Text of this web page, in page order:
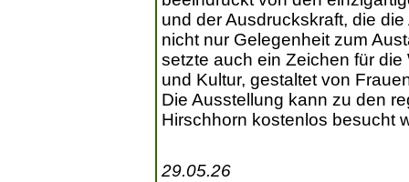
und der Ausdruckskraft, die
nicht nur Gelegenheit zum
setzte auch ein Zeichen für
und Kultur, gestaltet von
Die Ausstellung kann zu den
Hirschhorn kostenlos besucht
29.05.26